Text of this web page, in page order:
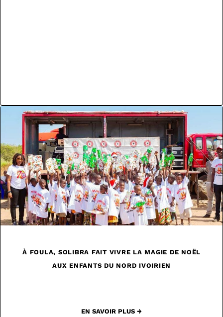
À FOULA, SOLIBRA FAIT VIVRE LA MAGIE DE NOËL
AUX ENFANTS DU NORD IVOIRIEN
EN SAVOIR PLUS →